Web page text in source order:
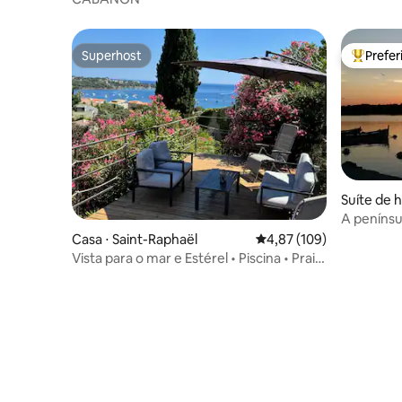
Superhost
Superhost
Casa ⋅ Saint-Raphaël 4,87 de uma avaliação
4,87 (109)
Vista para o mar e Estérel • Piscina • Praia
Entre
Suíte de
s-Plages
A